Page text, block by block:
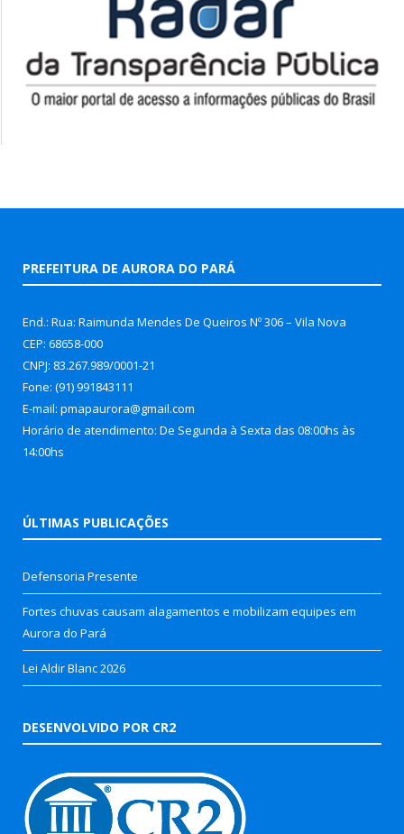
PREFEITURA DE AURORA DO PARÁ
End.: Rua: Raimunda Mendes De Queiros Nº 306 – Vila Nova
CEP: 68658-000
CNPJ: 83.267.989/0001-21
Fone: (91) 991843111
E-mail: pmapaurora@gmail.com
Horário de atendimento: De Segunda à Sexta das 08:00hs às
14:00hs
ÚLTIMAS PUBLICAÇÕES
Defensoria Presente
Fortes chuvas causam alagamentos e mobilizam equipes em
Aurora do Pará
Lei Aldir Blanc 2026
DESENVOLVIDO POR CR2